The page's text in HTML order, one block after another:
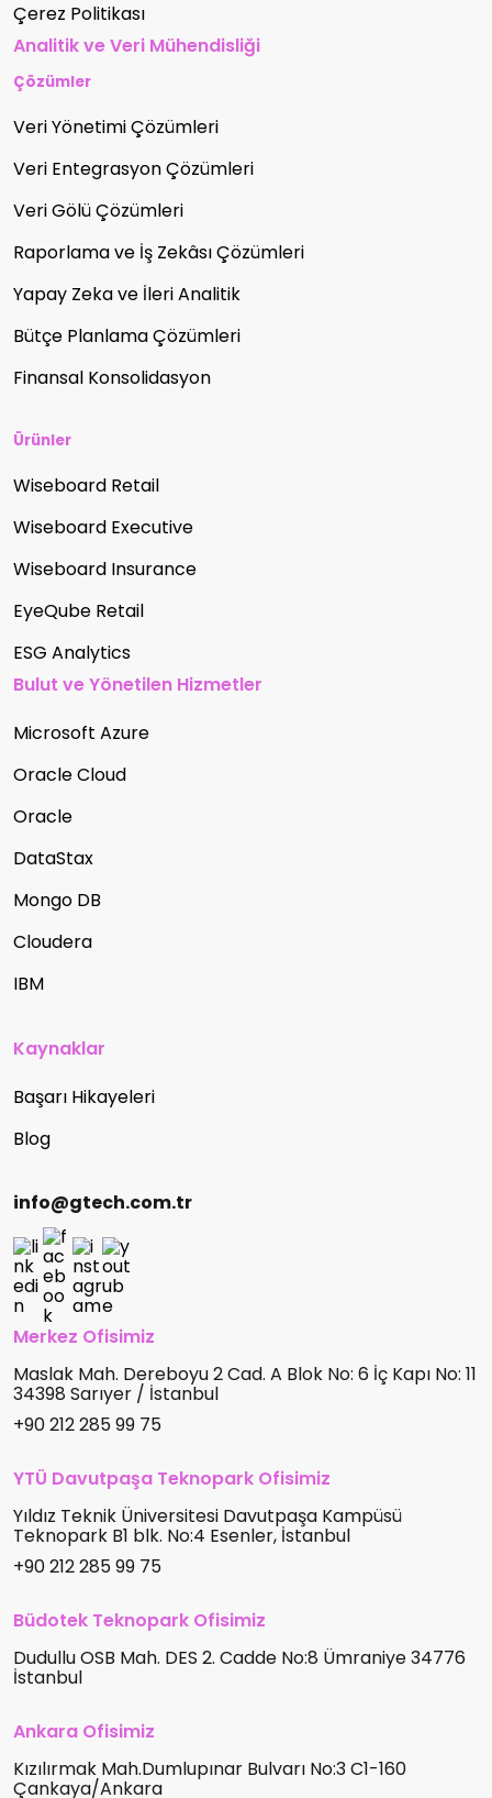
Çerez Politikası
Analitik ve Veri Mühendisliği
Çözümler
Veri Yönetimi Çözümleri
Veri Entegrasyon Çözümleri
Veri Gölü Çözümleri
Raporlama ve İş Zekâsı Çözümleri
Yapay Zeka ve İleri Analitik
Bütçe Planlama Çözümleri
Finansal Konsolidasyon
Ürünler
Wiseboard Retail
Wiseboard Executive
Wiseboard Insurance
EyeQube Retail
ESG Analytics
Bulut ve Yönetilen Hizmetler
Microsoft Azure
Oracle Cloud
Oracle
DataStax
Mongo DB
Cloudera
IBM
Kaynaklar
Başarı Hikayeleri
Blog
info@gtech.com.tr
Merkez Ofisimiz
Maslak Mah. Dereboyu 2 Cad. A Blok No: 6 İç Kapı No: 11
34398 Sarıyer / İstanbul
+90 212 285 99 75
YTÜ Davutpaşa Teknopark Ofisimiz
Yıldız Teknik Üniversitesi Davutpaşa Kampüsü
Teknopark B1 blk. No:4 Esenler, İstanbul
+90 212 285 99 75
Büdotek Teknopark Ofisimiz
Dudullu OSB Mah. DES 2. Cadde No:8 Ümraniye 34776
İstanbul
Ankara Ofisimiz
Kızılırmak Mah.Dumlupınar Bulvarı No:3 C1-160
Çankaya/Ankara